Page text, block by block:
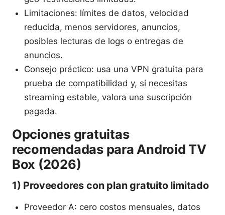
Limitaciones: límites de datos, velocidad
reducida, menos servidores, anuncios,
posibles lecturas de logs o entregas de
anuncios.
Consejo práctico: usa una VPN gratuita para
prueba de compatibilidad y, si necesitas
streaming estable, valora una suscripción
pagada.
Opciones gratuitas
recomendadas para Android TV
Box (2026)
1) Proveedores con plan gratuito limitado
Proveedor A: cero costos mensuales, datos